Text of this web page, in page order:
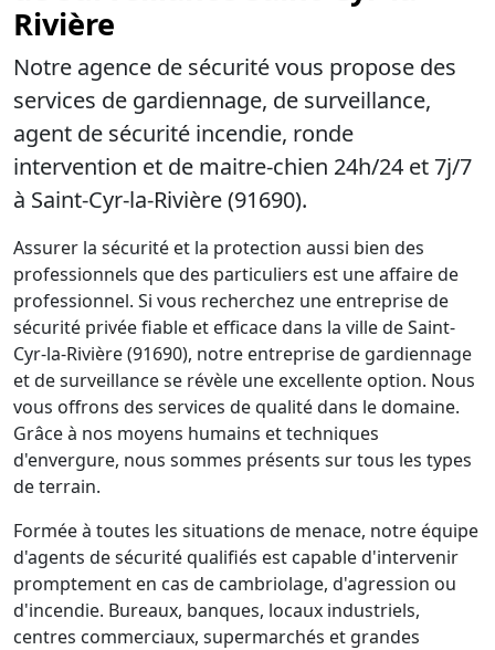
Rivière
Notre agence de sécurité vous propose des
services de gardiennage, de surveillance,
agent de sécurité incendie, ronde
intervention et de maitre-chien 24h/24 et 7j/7
à Saint-Cyr-la-Rivière (91690).
Assurer la sécurité et la protection aussi bien des
professionnels que des particuliers est une affaire de
professionnel. Si vous recherchez une entreprise de
sécurité privée fiable et efficace dans la ville de Saint-
Cyr-la-Rivière (91690), notre entreprise de gardiennage
et de surveillance se révèle une excellente option. Nous
vous offrons des services de qualité dans le domaine.
Grâce à nos moyens humains et techniques
d'envergure, nous sommes présents sur tous les types
de terrain.
Formée à toutes les situations de menace, notre équipe
d'agents de sécurité qualifiés est capable d'intervenir
promptement en cas de cambriolage, d'agression ou
d'incendie. Bureaux, banques, locaux industriels,
centres commerciaux, supermarchés et grandes